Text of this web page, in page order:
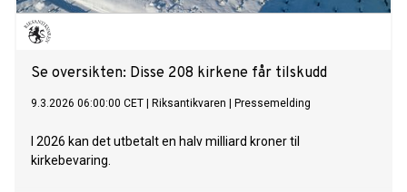
Se oversikten: Disse 208 kirkene får tilskudd
9.3.2026 06:00:00 CET Riksantikvaren Pressemelding
I 2026 kan det utbetalt en halv milliard kroner til
kirkebevaring.